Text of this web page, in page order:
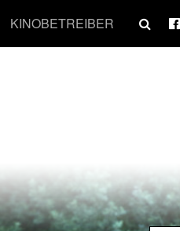
KINOBETREIBER